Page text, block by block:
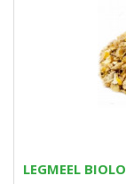
LEGMEEL